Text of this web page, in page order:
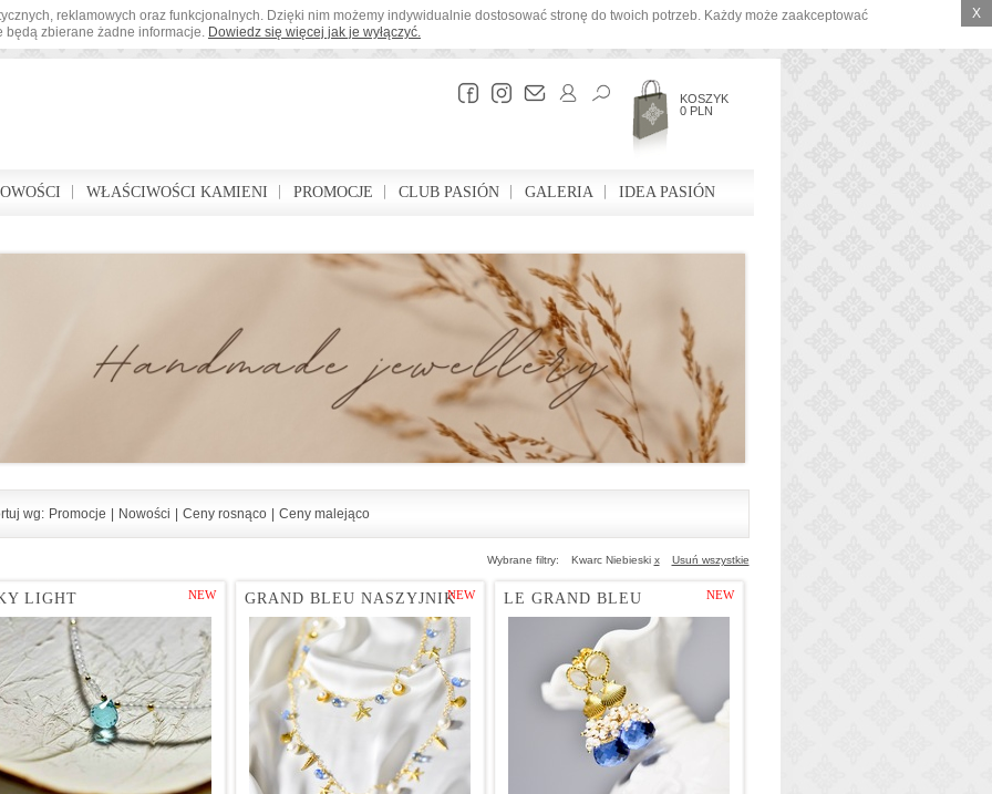
reklamowych oraz funkcjonalnych. Dzięki nim możemy indywidualnie dostosować stronę do twoich potrzeb. Każdy może zaakceptować
będą zbierane żadne informacje. Dowiedz się więcej jak je wyłączyć.
X
WŁAŚCIWOŚCI KAMIENI PROMOCJE CLUB PASIÓN GALERIA IDEA PASIÓN
KOSZYK
0 PLN
wg: Promocje Nowości Ceny rosnąco Ceny malejąco
Wybrane filtry: Kwarc Niebieski x Usuń wszystkie
LIGHT NEW GRAND BLEU NASZYJNIKNEW LE GRAND BLEU NEW